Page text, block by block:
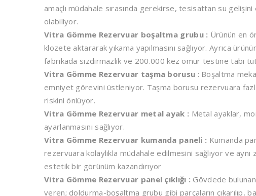
amaçlı müdahale sırasında gerekirse, tesisattan su
olabiliyor.
Vitra Gömme Rezervuar boşaltma grubu : Ürünün en
klozete aktararak yıkama yapılmasını sağlıyor. Ayrıca
fabrikada sızdırmazlık ve 200.000 kez ömür testine tabi
Vitra Gömme Rezervuar taşma borusu : Boşaltma
emniyet görevini üstleniyor. Taşma borusu rezervuara
riskini önlüyor.
Vitra Gömme Rezervuar metal ayak : Metal ayaklar,
ayarlanmasını sağlıyor.
Vitra Gömme Rezervuar kumanda paneli : Kumanda
rezervuara kolaylıkla müdahale edilmesini sağlıyor ve aynı
estetik bir görünüm kazandırıyor
Vitra Gömme Rezervuar panel çıklığı : Gövdede
veren; doldurma-boşaltma grubu gibi parçaların çıkarılıp,